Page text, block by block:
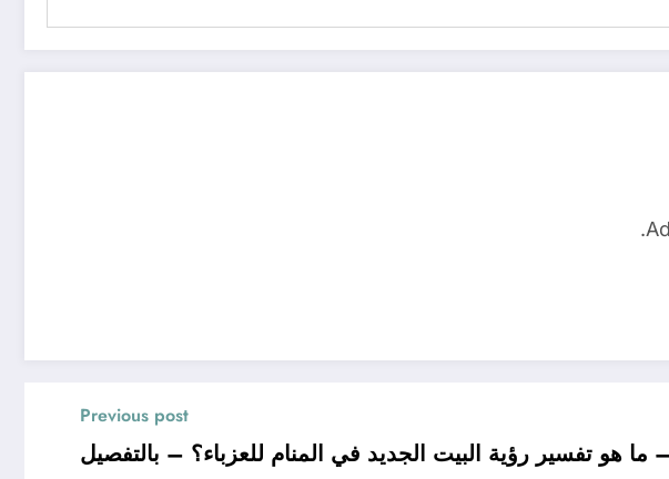
Previous post
هو تفسير رؤية البيت الجديد في المنام للعزباء؟ – بالتفصيل